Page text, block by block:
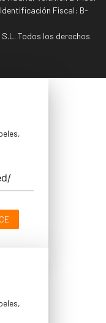
Fiscal: B-
Todos los derechos